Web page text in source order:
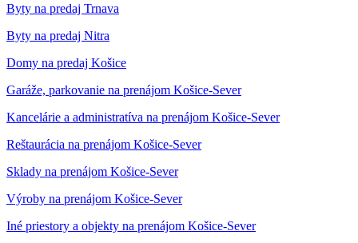
Byty na predaj Trnava
Byty na predaj Nitra
Domy na predaj Košice
Garáže, parkovanie na prenájom Košice-Sever
Kancelárie a administratíva na prenájom Košice-Sever
Reštaurácia na prenájom Košice-Sever
Sklady na prenájom Košice-Sever
Výroby na prenájom Košice-Sever
Iné priestory a objekty na prenájom Košice-Sever